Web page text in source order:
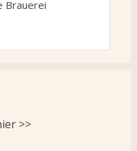
Brauerei
>>